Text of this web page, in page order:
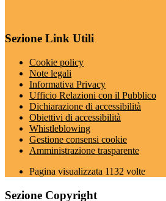
Sezione Link Utili
Cookie policy
Note legali
Informativa Privacy
Ufficio Relazioni con il Pubblico
Dichiarazione di accessibilità
Obiettivi di accessibilità
Whistleblowing
Gestione consensi cookie
Amministrazione trasparente
Pagina visualizzata 1132 volte
Sezione Copyright